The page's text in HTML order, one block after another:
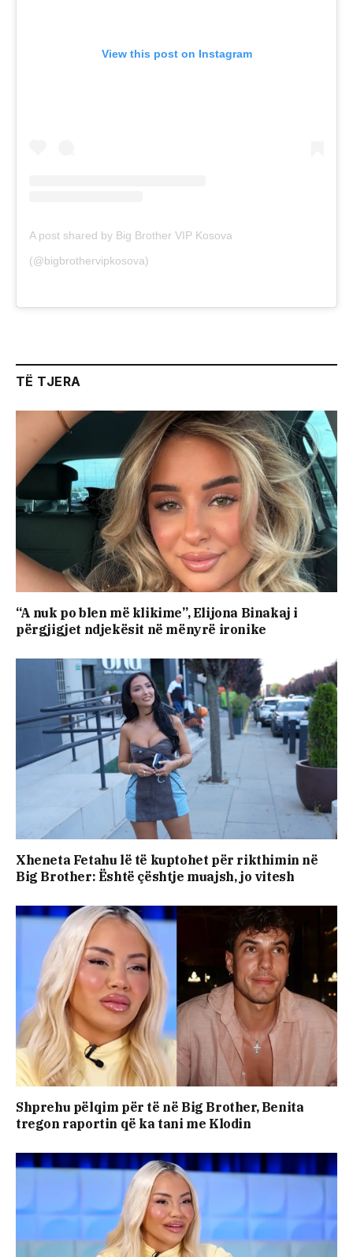
View this post on Instagram
A post shared by Big Brother VIP Kosova
(@bigbrothervipkosova)
TË TJERA
“A nuk po blen më klikime”, Elijona Binakaj i
përgjigjet ndjekësit në mënyrë ironike
Xheneta Fetahu lë të kuptohet për rikthimin në
Big Brother: Është çështje muajsh, jo vitesh
Shprehu pëlqim për të në Big Brother, Benita
tregon raportin që ka tani me Klodin